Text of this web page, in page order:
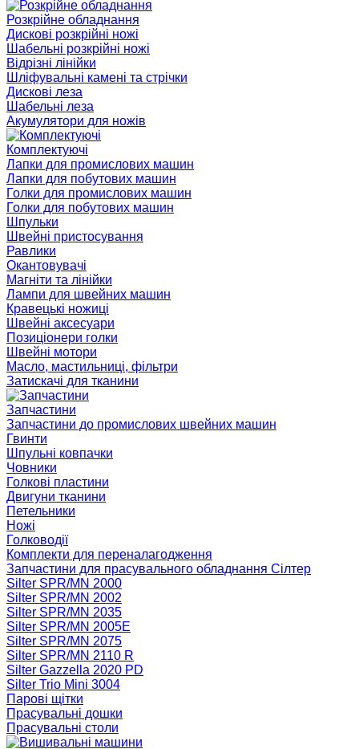
Розкрійне обладнання
Дискові розкрійні ножі
Шабельні розкрійні ножі
Відрізні лінійки
Шліфувальні камені та стрічки
Дискові леза
Шабельні леза
Акумулятори для ножів
Комплектуючі
Лапки для промислових машин
Лапки для побутових машин
Голки для промислових машин
Голки для побутових машин
Шпульки
Швейні пристосування
Равлики
Окантовувачі
Магніти та лінійки
Лампи для швейних машин
Кравецькі ножиці
Швейні аксесуари
Позиціонери голки
Швейні мотори
Масло, мастильниці, фільтри
Затискачі для тканини
Запчастини
Запчастини до промислових швейних машин
Гвинти
Шпульні ковпачки
Човники
Голкові пластини
Двигуни тканини
Петельники
Ножі
Голководії
Комплекти для переналагодження
Запчастини для прасувального обладнання Сілтер
Silter SPR/MN 2000
Silter SPR/MN 2002
Silter SPR/MN 2035
Silter SPR/MN 2005E
Silter SPR/MN 2075
Silter SPR/MN 2110 R
Silter Gazzella 2020 PD
Silter Trio Mini 3004
Парові щітки
Прасувальні дошки
Прасувальні столи